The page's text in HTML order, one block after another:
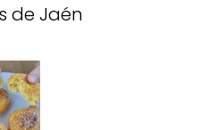
de Jaén